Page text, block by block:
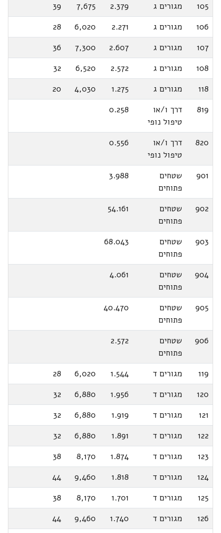
105 מגורים ג 2.379
7,675
39
106
מגורים ג 2.271
6,020
28
107
מגורים ג 2.607
7,300
36
108
מגורים ג 2.572
6,520
32
118
מגורים ג 1.275
4,030
20
819
דרך ו/או
טיפול נופי
0.258
820
דרך ו/או
טיפול נופי
0.556
901
שטחים
פתוחים
3.988
902
שטחים
פתוחים
54.161
903
שטחים
פתוחים
68.043
904
שטחים
פתוחים
4.061
905
שטחים
פתוחים
40.470
906
שטחים
פתוחים
2.572
119 מגורים ד 1.544
6,020
28
120
מגורים ד 1.956
6,880
32
121
מגורים ד 1.919
6,880
32
122
מגורים ד 1.891
6,880
32
123
מגורים ד 1.874
8,170
38
124
מגורים ד 1.818
9,460
44
125
מגורים ד 1.701
8,170
38
126
מגורים ד 1.740
9,460
44